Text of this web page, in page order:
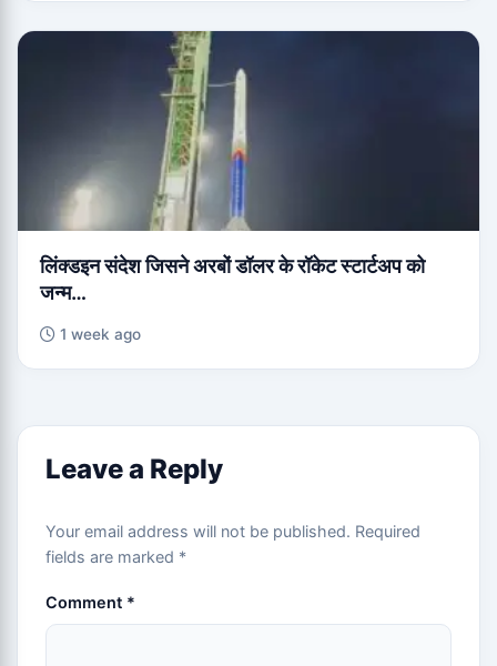
लिंक्डइन संदेश जिसने अरबों डॉलर के रॉकेट स्टार्टअप को
जन्म…
1 week ago
Leave a Reply
Your email address will not be published. Required
fields are marked *
Comment *